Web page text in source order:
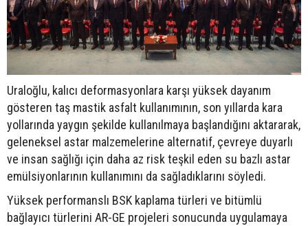
Uraloğlu, kalıcı deformasyonlara karşı yüksek dayanım
gösteren taş mastik asfalt kullanımının, son yıllarda kara
yollarında yaygın şekilde kullanılmaya başlandığını aktararak,
geleneksel astar malzemelerine alternatif, çevreye duyarlı
ve insan sağlığı için daha az risk teşkil eden su bazlı astar
emülsiyonlarının kullanımını da sağladıklarını söyledi.
Yüksek performanslı BSK kaplama türleri ve bitümlü
bağlayıcı türlerini AR-GE projeleri sonucunda uygulamaya